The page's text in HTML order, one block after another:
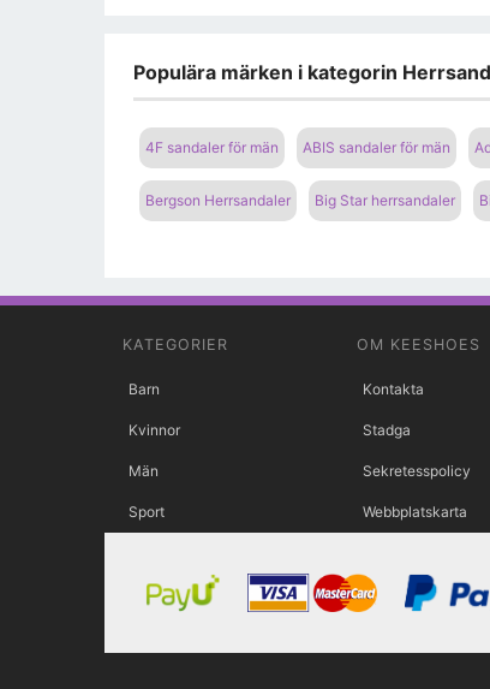
Populära märken i kategorin
4F sandaler för män ABIS sandaler för män
Bergson Herrsandaler Big Star herrsandaler
KATEGORIER
Barn
Kvinnor
Män
Sport
OM KEESHOES
Kontakta
Stadga
Sekretesspolicy
Webbplatskarta